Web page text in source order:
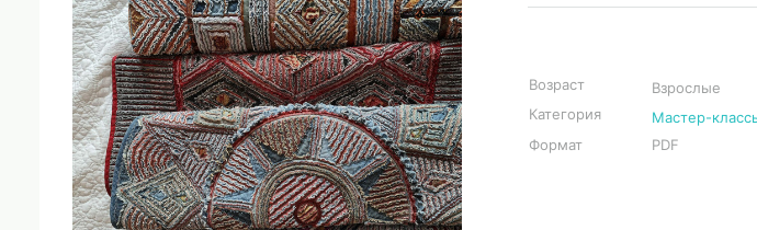
Возраст
Взрослые
Категория
Мастер-
Формат
PDF